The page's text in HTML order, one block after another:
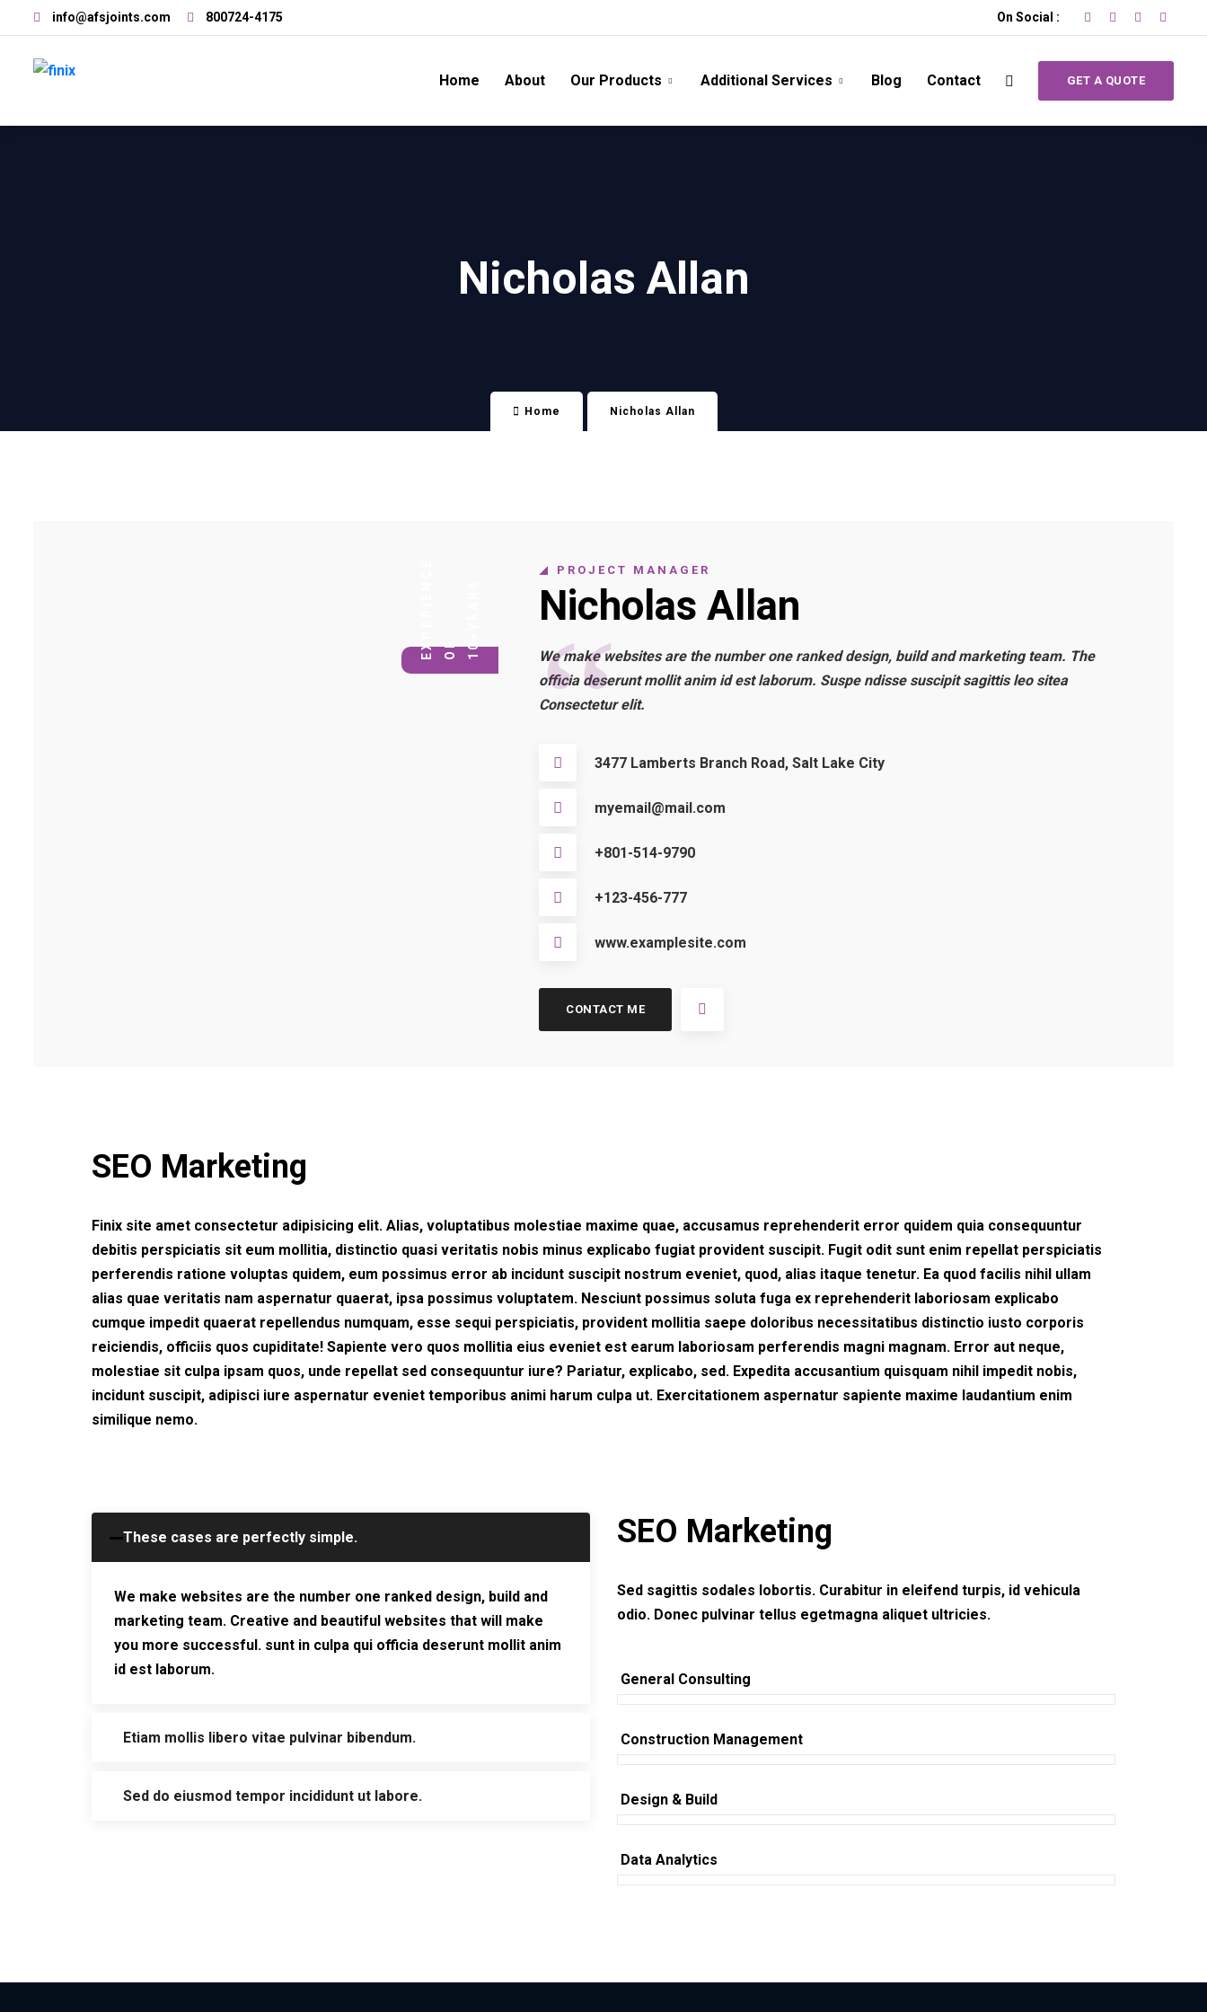
info@afsjoints.com 800724-4175 On Social :
Home About Our Products Additional Services Blog Contact GET A QUOTE
Nicholas Allan
Home Nicholas Allan
10+
F
X
PROJECT MANAGER
Nicholas Allan
We make websites are the number one ranked design, build and marketing team. The
officia deserunt mollit anim id est laborum. Suspe ndisse suscipit sagittis leo sitea
Consectetur elit.
3477 Lamberts Branch Road, Salt Lake City
myemail@mail.com
+801-514-9790
+123-456-777
www.examplesite.com
CONTACT ME
SEO Marketing
Finix site amet consectetur adipisicing elit. Alias, voluptatibus molestiae maxime quae, accusamus reprehenderit error quidem quia consequuntur
debitis perspiciatis sit eum mollitia, distinctio quasi veritatis nobis minus explicabo fugiat provident suscipit. Fugit odit sunt enim repellat perspiciatis
perferendis ratione voluptas quidem, eum possimus error ab incidunt suscipit nostrum eveniet, quod, alias itaque tenetur. Ea quod facilis nihil ullam
alias quae veritatis nam aspernatur quaerat, ipsa possimus voluptatem. Nesciunt possimus soluta fuga ex reprehenderit laboriosam explicabo
cumque impedit quaerat repellendus numquam, esse sequi perspiciatis, provident mollitia saepe doloribus necessitatibus distinctio iusto corporis
reiciendis, officiis quos cupiditate! Sapiente vero quos mollitia eius eveniet est earum laboriosam perferendis magni magnam. Error aut neque,
molestiae sit culpa ipsam quos, unde repellat sed consequuntur iure? Pariatur, explicabo, sed. Expedita accusantium quisquam nihil impedit nobis,
incidunt suscipit, adipisci iure aspernatur eveniet temporibus animi harum culpa ut. Exercitationem aspernatur sapiente maxime laudantium enim
similique nemo.
These cases are perfectly simple.
We make websites are the number one ranked design, build and
marketing team. Creative and beautiful websites that will make
you more successful. sunt in culpa qui officia deserunt mollit anim
id est laborum.
Etiam mollis libero vitae pulvinar bibendum.
Sed do eiusmod tempor incididunt ut labore.
SEO Marketing
Sed sagittis sodales lobortis. Curabitur in eleifend turpis, id vehicula
odio. Donec pulvinar tellus egetmagna aliquet ultricies.
General Consulting
Construction Management
Design & Build
Data Analytics